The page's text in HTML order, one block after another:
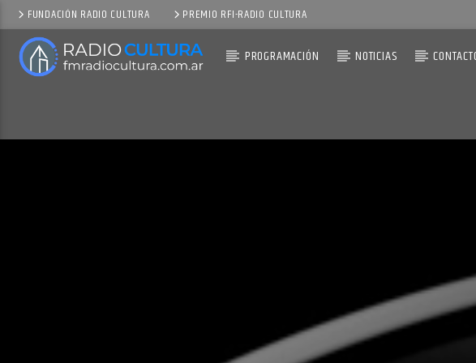
FUNDACIÓN RADIO CULTURA PREMIO RFI-RADIO CULTURA
PROGRAMACIÓN NOTICIAS